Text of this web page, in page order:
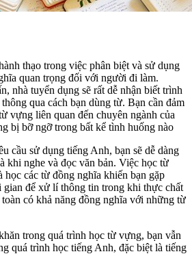
thạo trong việc phân biệt và sử dụng
quan trọng đối với người đi làm.
nhà tuyển dụng sẽ rất dễ nhận biết trình
qua cách bạn dùng từ. Bạn cần đảm
vựng liên quan đến chuyên ngành của
bị bỡ ngỡ trong bất kể tình huống nào
cầu sử dụng tiếng Anh, bạn sẽ dễ dàng
khi nghe và đọc văn bản. Việc học từ
học các từ đồng nghĩa khiến bạn gặp
gian để xử lí thông tin trong khi thực chất
có khả năng đồng nghĩa với những từ
trong quá trình học từ vựng, bạn vẫn
quá trình học tiếng Anh, đặc biệt là tiếng